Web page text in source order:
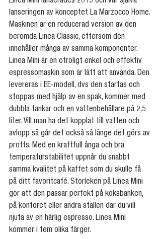
lanseringen av konceptet La Marzocco Home.
Maskinen är en reducerad version av den
berömda Linea Classic, eftersom den
innehåller många av samma komponenter.
Linea Mini är en otroligt enkel och effektiv
espressomaskin som är lätt att använda. Den
levereras i EE-modell, dvs den startas och
stoppas med hjälp av en spak, kommer med
dubbla tankar och en vattenbehållare på 2,5
liter. Vill man ha det kopplat till vatten och
avlopp så går det också så länge det görs av
proffs. Med en kraftfull ånga och bra
temperaturstabilitet uppnår du snabbt
samma kvalitet på kaffet som du skulle få
på ditt favoritcafé. Storleken på Linea Mini
gör att den passar perfekt på köksbänken,
på kontoret eller andra ställen där du vill
njuta av en härlig espresso. Linea Mini
kommer i fem olika färger.